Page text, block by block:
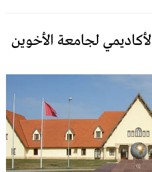
لجامعة الأخوين